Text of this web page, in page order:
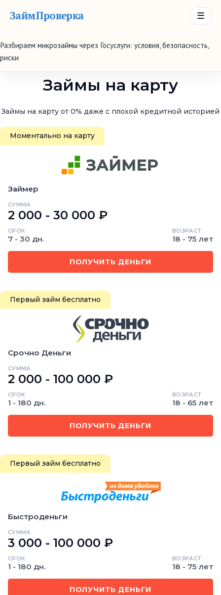
ЗаймПроверка ☰
Разбираем микрозаймы через Госуслуги: условия, безопасность,
риски
Займы на карту
Займы на карту от 0% даже с плохой кредитной историей
Моментально на карту
Займер
СУММА
2 000 - 30 000 ₽
СРОК
7 - 30 дн.
ВОЗРАСТ
18 - 75 лет
ПОЛУЧИТЬ ДЕНЬГИ
Первый займ бесплатно
Срочно Деньги
СУММА
2 000 - 100 000 ₽
СРОК
1 - 180 дн.
ВОЗРАСТ
18 - 65 лет
ПОЛУЧИТЬ ДЕНЬГИ
Первый займ бесплатно
Быстроденьги
СУММА
3 000 - 100 000 ₽
СРОК
1 - 180 дн.
ВОЗРАСТ
18 - 75 лет
ПОЛУЧИТЬ ДЕНЬГИ